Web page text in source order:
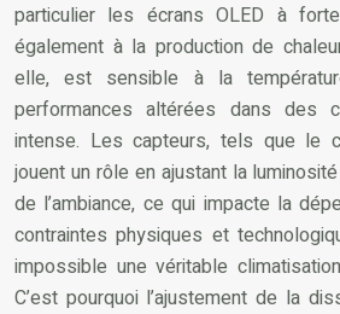
particulier les écrans OLED à
également à la production de
elle, est sensible à la
performances altérées dans des
intense. Les capteurs, tels que le
jouent un rôle en ajustant la
de l’ambiance, ce qui impacte la
contraintes physiques et
impossible une véritable
C’est pourquoi l’ajustement de la